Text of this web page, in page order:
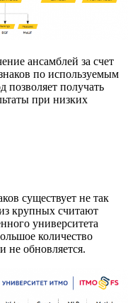
ансамблей за счет
по используемым
позволяет получать
при низких
существует не так
крупных считают
университета
количество
не обновляется.